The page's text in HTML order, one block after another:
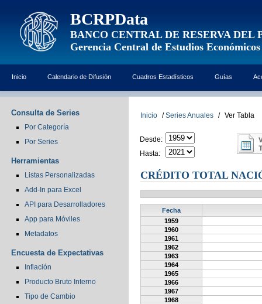
BCRPData
BANCO CENTRAL DE RESERVA DEL
Gerencia Central de Estudios Económicos
Inicio Calendario de Difusión Cuadros Estadísticos Guías
Consulta de Series
Por Categoría
Por Series
Herramientas
Listas Personalizadas
Add-In para Excel
API para Desarrolladores
App para Móviles
Metadatos
Encuesta de Expectativas
Inflación
Producto Bruto Interno
Tipo de Cambio
Inicio / Series Anuales / Ver Tabla
Desde:
Hasta:
CRÉDITO TOTAL
Fecha
1959
1960
1961
1962
1963
1964
1965
1966
1967
1968